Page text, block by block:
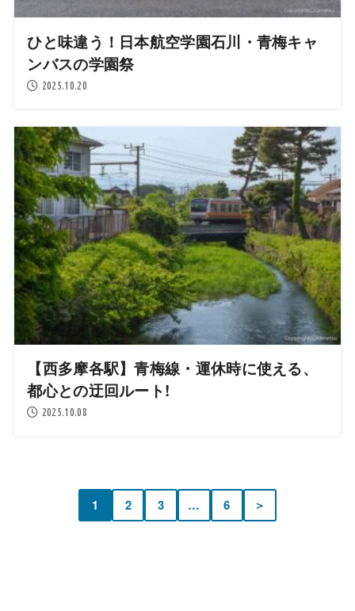
ひと味違う！日本航空学園石川・青梅キャ
ンバスの学園祭
2025.10.20
【西多摩各駅】青梅線・運休時に使える、
都心との迂回ルート!
2025.10.08
1 2 3 … 6 ＞